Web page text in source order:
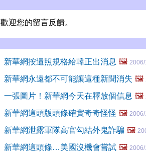
歡迎您的留言反饋。
新華網按遺照規格給韓正出消息 🖼️
新華網永遠都不可能讓這種新聞消失 🖼️
一張圖片！新華網今天在釋放個信息 🖼️
新華網這頭版頭條確實奇奇怪怪 🖼️
新華網泄露軍隊高官勾結外鬼詐騙 🖼️
新華網這頭條…美國沒機會嘗試 🖼️ 2006/